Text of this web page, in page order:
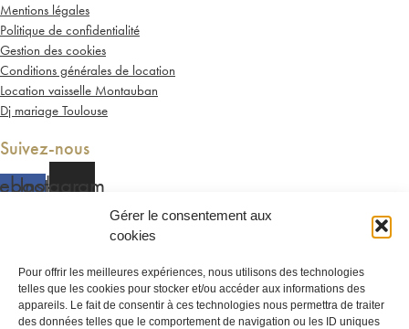
Gérer le consentement aux
cookies
Pour offrir les meilleures expériences, nous utilisons des technologies
telles que les cookies pour stocker et/ou accéder aux informations des
appareils. Le fait de consentir à ces technologies nous permettra de traiter
des données telles que le comportement de navigation ou les ID uniques
Mentions légales
Politique de confidentialité
Gestion des cookies
Conditions générales de location
Location vaisselle Montauban
Dj mariage Toulouse
Suivez-nous
Instagram
Newton discomobile
DJ à Toulouse